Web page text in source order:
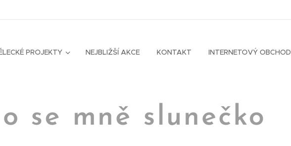
PROJEKTY NEJBLIŽŠÍ AKCE KONTAKT INTERNETOVÝ OBCHOD
se mně slunečko